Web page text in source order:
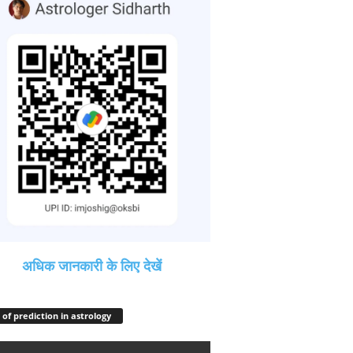
अधिक जानकारी के लिए देखें
prediction in astrology